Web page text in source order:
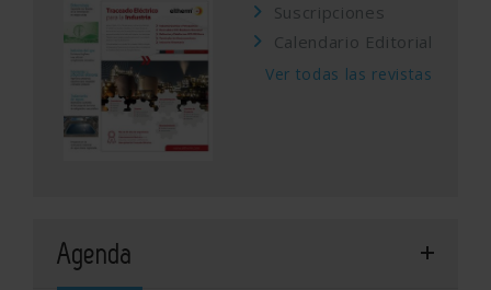
Suscripciones
Calendario Editorial
Ver todas las revistas
Agenda